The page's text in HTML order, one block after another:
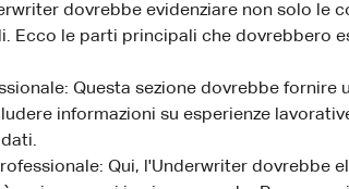
dovrebbe evidenziare non solo le
Ecco le parti principali che dovrebbero
Questa sezione dovrebbe
informazioni su esperienze
Qui, l'Underwriter